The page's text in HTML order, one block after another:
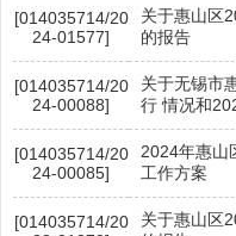
[014035714/20
24-01577]
关于惠山区
的报告
[014035714/20
24-00088]
关于无锡市
行 情况和
[014035714/20
24-00085]
2024年惠山
工作方案
[014035714/20
关于惠山区